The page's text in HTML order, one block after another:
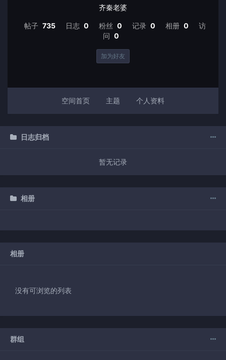
齐秦老婆
帖子 735 日志 0 粉丝 0 记录 0 相册 0
访
问 0
加为好友
空间首页 主题 个人资料
日志归档
暂无记录
相册
相册
没有可浏览的列表
群组